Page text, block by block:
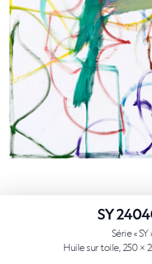
SY
Série « SY
Huile sur toile, 250 ×